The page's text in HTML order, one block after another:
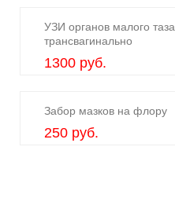
УЗИ органов малого таза
трансвагинально
1300 руб.
Забор мазков на флору
250 руб.